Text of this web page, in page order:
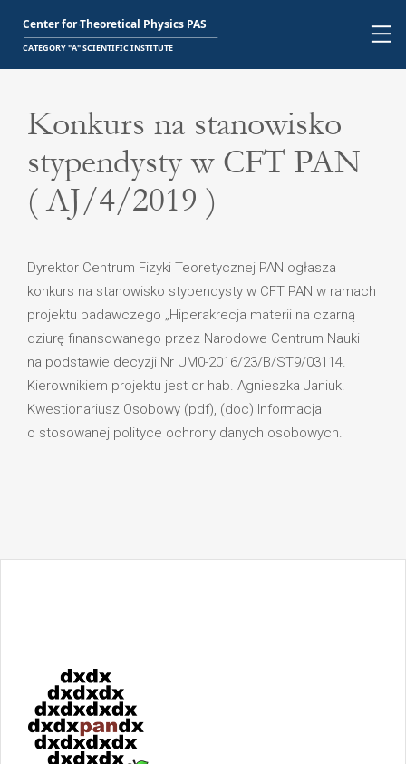
Konkurs na stanowisko
stypendysty w CFT PAN
( AJ/4/2019 )
Dyrektor Centrum Fizyki Teoretycznej PAN ogłasza
konkurs na stanowisko stypendysty w CFT PAN w ramach
projektu badawczego „Hiperakrecja materii na czarną
dziurę finansowanego przez Narodowe Centrum Nauki
na podstawie decyzji Nr UM0-2016/23/B/ST9/03114.
Kierownikiem projektu jest dr hab. Agnieszka Janiuk.
Kwestionariusz Osobowy (pdf), (doc) Informacja
o stosowanej polityce ochrony danych osobowych.